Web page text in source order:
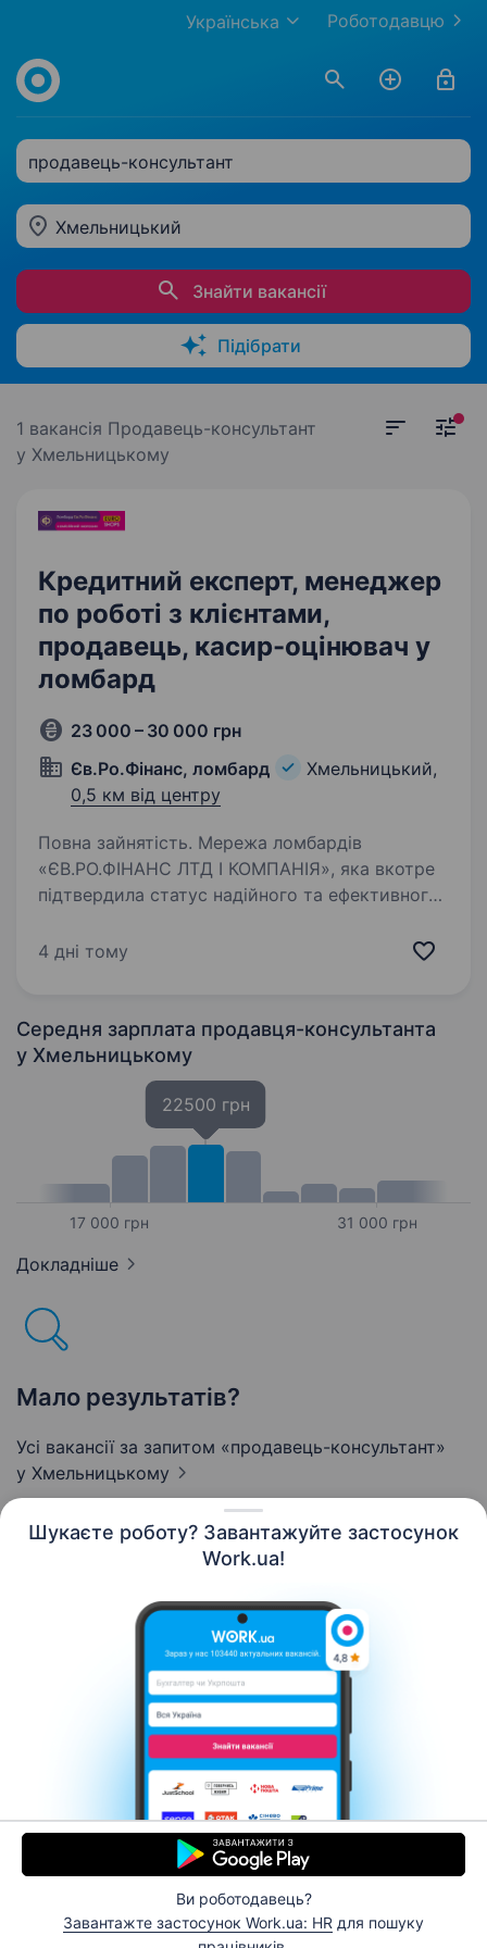
Шукаєте роботу? Завантажуйте застосунок
Work.ua!
Ви роботодавець?
Завантажте застосунок Work.ua: HR для пошуку
Роботодавцю
Українська
продавець-консультант
Хмельницький
Знайти вакансії
Підібрати
1 вакансія Продавець-консультант
у Хмельницькому
Кредитний експерт, менеджер
по роботі з клієнтами,
продавець, касир-оцінювач у
ломбард
23 000 – 30 000 грн
Єв.Ро.Фінанс, ломбард
Хмельницький,
0,5 км від центру
Повна зайнятість. Мережа ломбардів
«ЄВ.РО.ФІНАНС ЛТД І КОМПАНІЯ», яка вкотре
підтвердила статус надійного та ефективного
престижну нагороду Ukrainian Business Award
4 дні тому
Середня зарплата продавця-консультанта
у Хмельницькому
17 000 грн
22500 грн
31 000 грн
Докладніше
Мало результатів?
Усі вакансії за запитом «продавець-консультант»
у Хмельницькому
Контакти Про нас
Кар’єра
Допомога Умови використання
© 2006–2026 Work.ua. Сервіс пошуку роботи №1 в